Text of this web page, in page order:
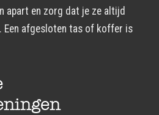
apart en zorg dat je ze altijd
Een afgesloten tas of koffer is